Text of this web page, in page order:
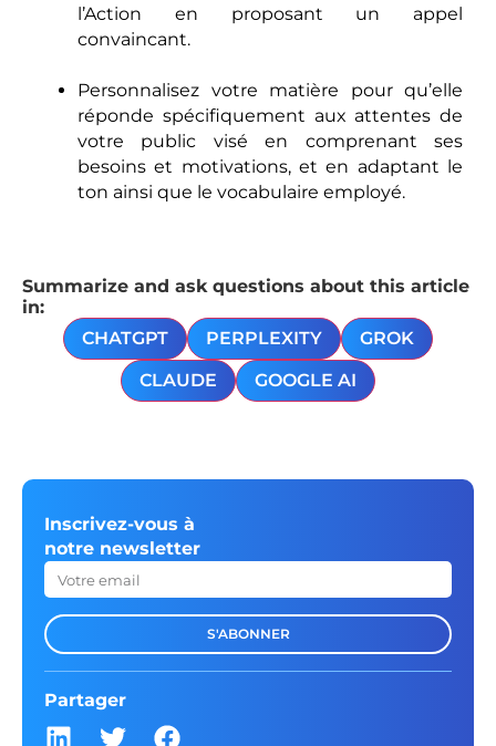
l’Action en proposant un appel
convaincant.
Personnalisez votre matière pour qu’elle
réponde spécifiquement aux attentes de
votre public visé en comprenant ses
besoins et motivations, et en adaptant le
ton ainsi que le vocabulaire employé.
Summarize and ask questions about this article
in:
CHATGPT
PERPLEXITY
GROK
CLAUDE
GOOGLE AI
Inscrivez-vous à
notre newsletter
S'ABONNER
Partager